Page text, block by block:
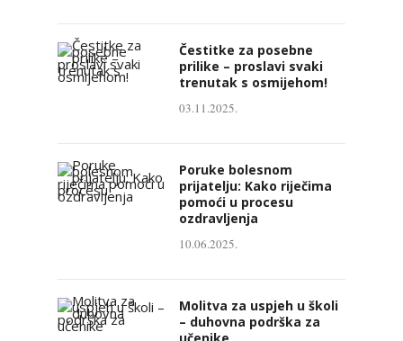
Čestitke za posebne
prilike – proslavi svaki
trenutak s osmijehom!
03.11.2025.
Poruke bolesnom
prijatelju: Kako riječima
pomoći u procesu
ozdravljenja
10.06.2025.
Molitva za uspjeh u školi
– duhovna podrška za